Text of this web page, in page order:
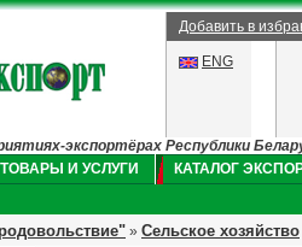
Добавить в
ENG
экспортёрах Республики
ТОВАРЫ И УСЛУГИ
КАТАЛОГ
» Сельское хозяйство